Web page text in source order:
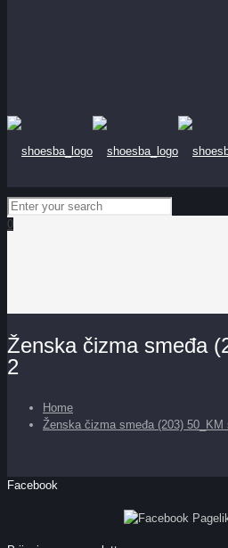
0
Ženska čizma smeđa
2
Home
Ženska čizma smeđa (203) 50_KM
Facebook